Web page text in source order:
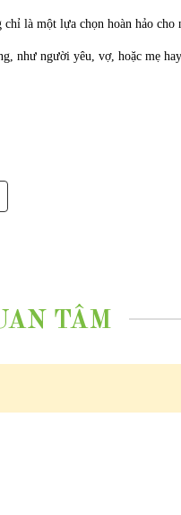
là một lựa chọn hoàn hảo cho
như người yêu, vợ, hoặc mẹ
TÂM